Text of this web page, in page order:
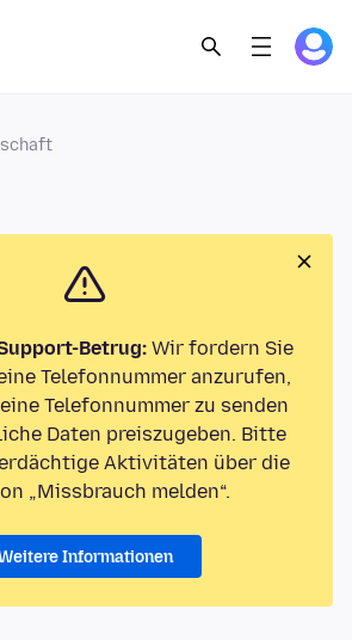
Betrug: Wir fordern Sie
Telefonnummer anzurufen,
Telefonnummer zu senden
Daten preiszugeben. Bitte
Aktivitäten über die
„Missbrauch melden“.
Informationen